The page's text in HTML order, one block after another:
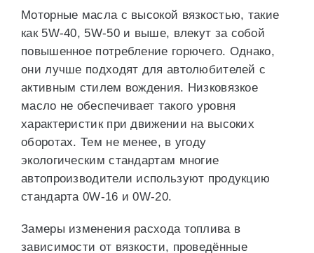
Моторные масла с высокой вязкостью, такие
как 5W-40, 5W-50 и выше, влекут за собой
повышенное потребление горючего. Однако,
они лучше подходят для автолюбителей с
активным стилем вождения. Низковязкое
масло не обеспечивает такого уровня
характеристик при движении на высоких
оборотах. Тем не менее, в угоду
экологическим стандартам многие
автопроизводители используют продукцию
стандарта 0W-16 и 0W-20.
Замеры изменения расхода топлива в
зависимости от вязкости, проведённые